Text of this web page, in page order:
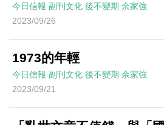
今日信報 副刊文化 後不變期 余家強
2023/09/26
1973的年輕
今日信報 副刊文化 後不變期 余家強
2023/09/21